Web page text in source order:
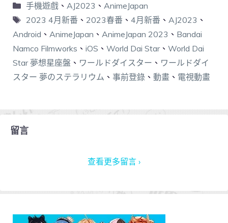
手機遊戲、 AJ2023 、 AnimeJapan
2023 4月新番 、 2023春番 、 4月新番 、 AJ2023 、
Android 、 AnimeJapan 、 AnimeJapan 2023 、 Bandai
Namco Filmworks 、 iOS 、 World Dai Star、 World Dai
Star 夢想星座盤 、 ワールドダイスター 、 ワールドダイ
スター 夢のステラリウム 、 事前登錄 、 動畫 、 電視動畫
留言
查看更多留言 ›